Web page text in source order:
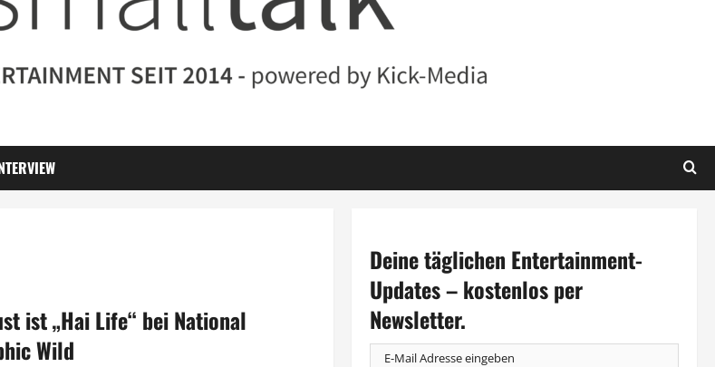
ist „Hai Life“ bei National
Wild
Deine täglichen Entertainment-
Updates – kostenlos per
Newsletter.